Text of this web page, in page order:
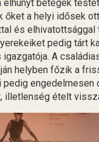
elhunyt betegek
a helyi idősek
és elhivatottsággal
pedig tárt
A
helyben főzik a
engedelmesen
illetlenség ételt